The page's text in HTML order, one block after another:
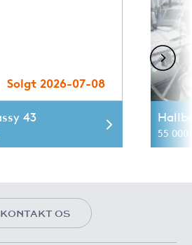
Solgt 2026-07-08
43
55 000
KONTAKT OS